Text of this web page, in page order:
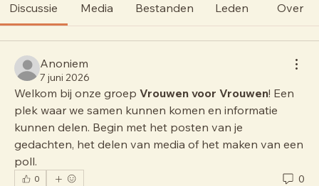
Discussie Media Bestanden Leden Over
Anoniem
7 juni 2026
Welkom bij onze groep Vrouwen voor Vrouwen! Een
plek waar we samen kunnen komen en informatie
kunnen delen. Begin met het posten van je
gedachten, het delen van media of het maken van een
poll.
0 0